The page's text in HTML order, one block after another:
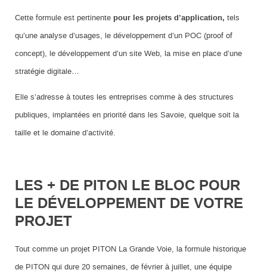
Cette formule est pertinente pour les projets d’application, tels
qu’une analyse d’usages, le développement d’un POC (proof of
concept), le développement d’un site Web, la mise en place d’une
stratégie digitale…
Elle s’adresse à toutes les entreprises comme à des structures
publiques, implantées en priorité dans les Savoie, quelque soit la
taille et le domaine d’activité.
LES + DE PITON LE BLOC POUR
LE DÉVELOPPEMENT DE VOTRE
PROJET
Tout comme un projet PITON La Grande Voie, la formule historique
de PITON qui dure 20 semaines, de février à juillet, une équipe